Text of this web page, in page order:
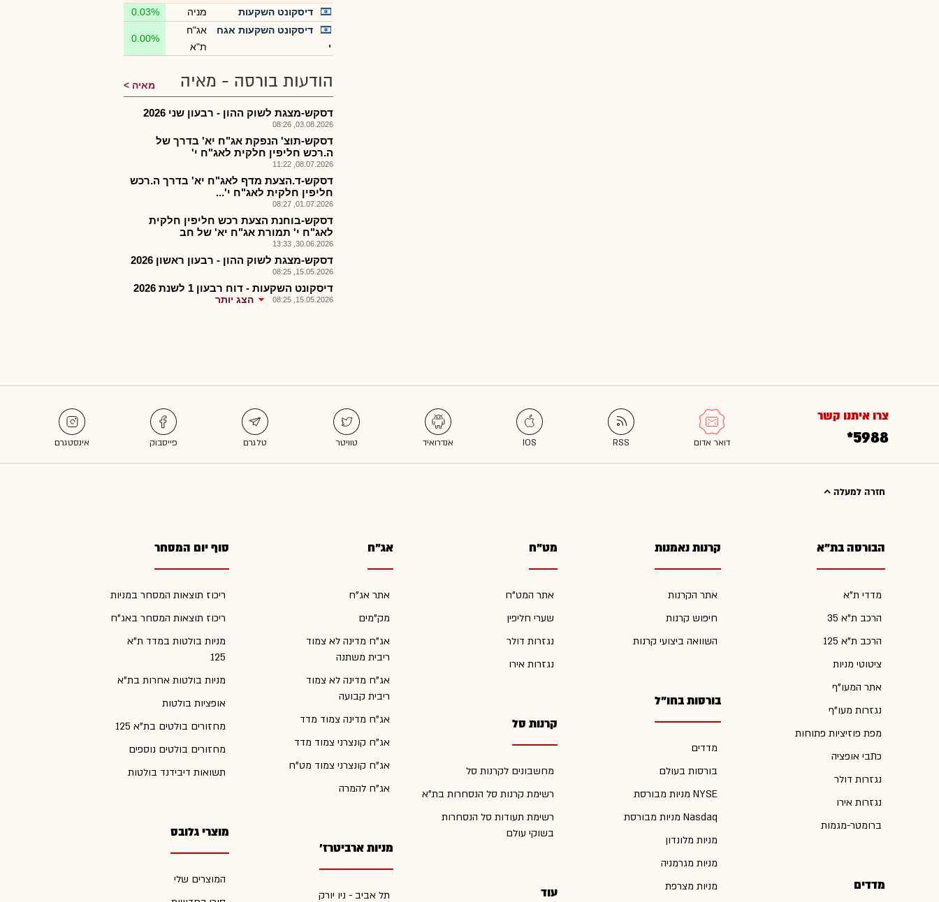
דיסקונט השקעות מניה
0.03%
דיסקונט השקעות אגח
י
אג"ח
ת"א
0.00%
הודעות בורסה - מאיה מאיה
דסקש-מצגת לשוק ההון - רבעון שני 2026
03.08.2026, 08:26
דסקש-תוצ' הנפקת אג"ח יא' בדרך של
ה.רכש חליפין חלקית לאג"ח י'
08.07.2026, 11:22
דסקש-ד.הצעת מדף לאג"ח יא' בדרך ה.רכש
חליפין חלקית לאג"ח י'...
01.07.2026, 08:27
דסקש-בוחנת הצעת רכש חליפין חלקית
לאג"ח י' תמורת אג"ח יא' של חב
30.06.2026, 13:33
דסקש-מצגת לשוק ההון - רבעון ראשון 2026
15.05.2026, 08:25
דיסקונט השקעות - דוח רבעון 1 לשנת 2026
15.05.2026, 08:25 הצג יותר
צרו איתנו קשר
*5988
חזרה למעלה
הבורסה בת"א
מדדי ת"א
הרכב ת"א 35
הרכב ת"א 125
ציטוטי מניות
אתר המעו"ף
נגזרות מעו"ף
מפת פוזיציות פתוחות
כתבי אופציה
נגזרות דולר
נגזרות אירו
ברומטר-מגמות
מדדים
קרנות נאמנות
אתר הקרנות
חיפוש קרנות
השוואה ביצועי קרנות
בורסות בחו"ל
מדדים
בורסות בעולם
מניות מבורסת NYSE
מניות מבורסת Nasdaq
מניות מלונדון
מניות מגרמניה
מניות מצרפת
מט"ח
אתר המט"ח
שערי חליפין
נגזרות דולר
נגזרות אירו
קרנות סל
מחשבונים לקרנות סל
רשימת קרנות סל הנסחרות בת"א
רשימת תעודות סל הנסחרות
בשוקי עולם
עוד
אג"ח
אתר אג"ח
מק"מים
אג"ח מדינה לא צמוד
ריבית משתנה
אג"ח מדינה לא צמוד
ריבית קבועה
אג"ח מדינה צמוד מדד
אג"ח קונצרני צמוד מדד
אג"ח קונצרני צמוד מט"ח
אג"ח להמרה
מניות ארביטרז'
תל אביב - ניו יורק
סוף יום המסחר
ריכוז תוצאות המסחר במניות
ריכוז תוצאות המסחר באג"ח
מניות בולטות במדד ת"א
125
מניות בולטות אחרות בת"א
אופציות בולטות
מחזורים בולטים בת"א 125
מחזורים בולטים נוספים
תשואות דיבידנד בולטות
מוצרי גלובס
המוצרים שלי